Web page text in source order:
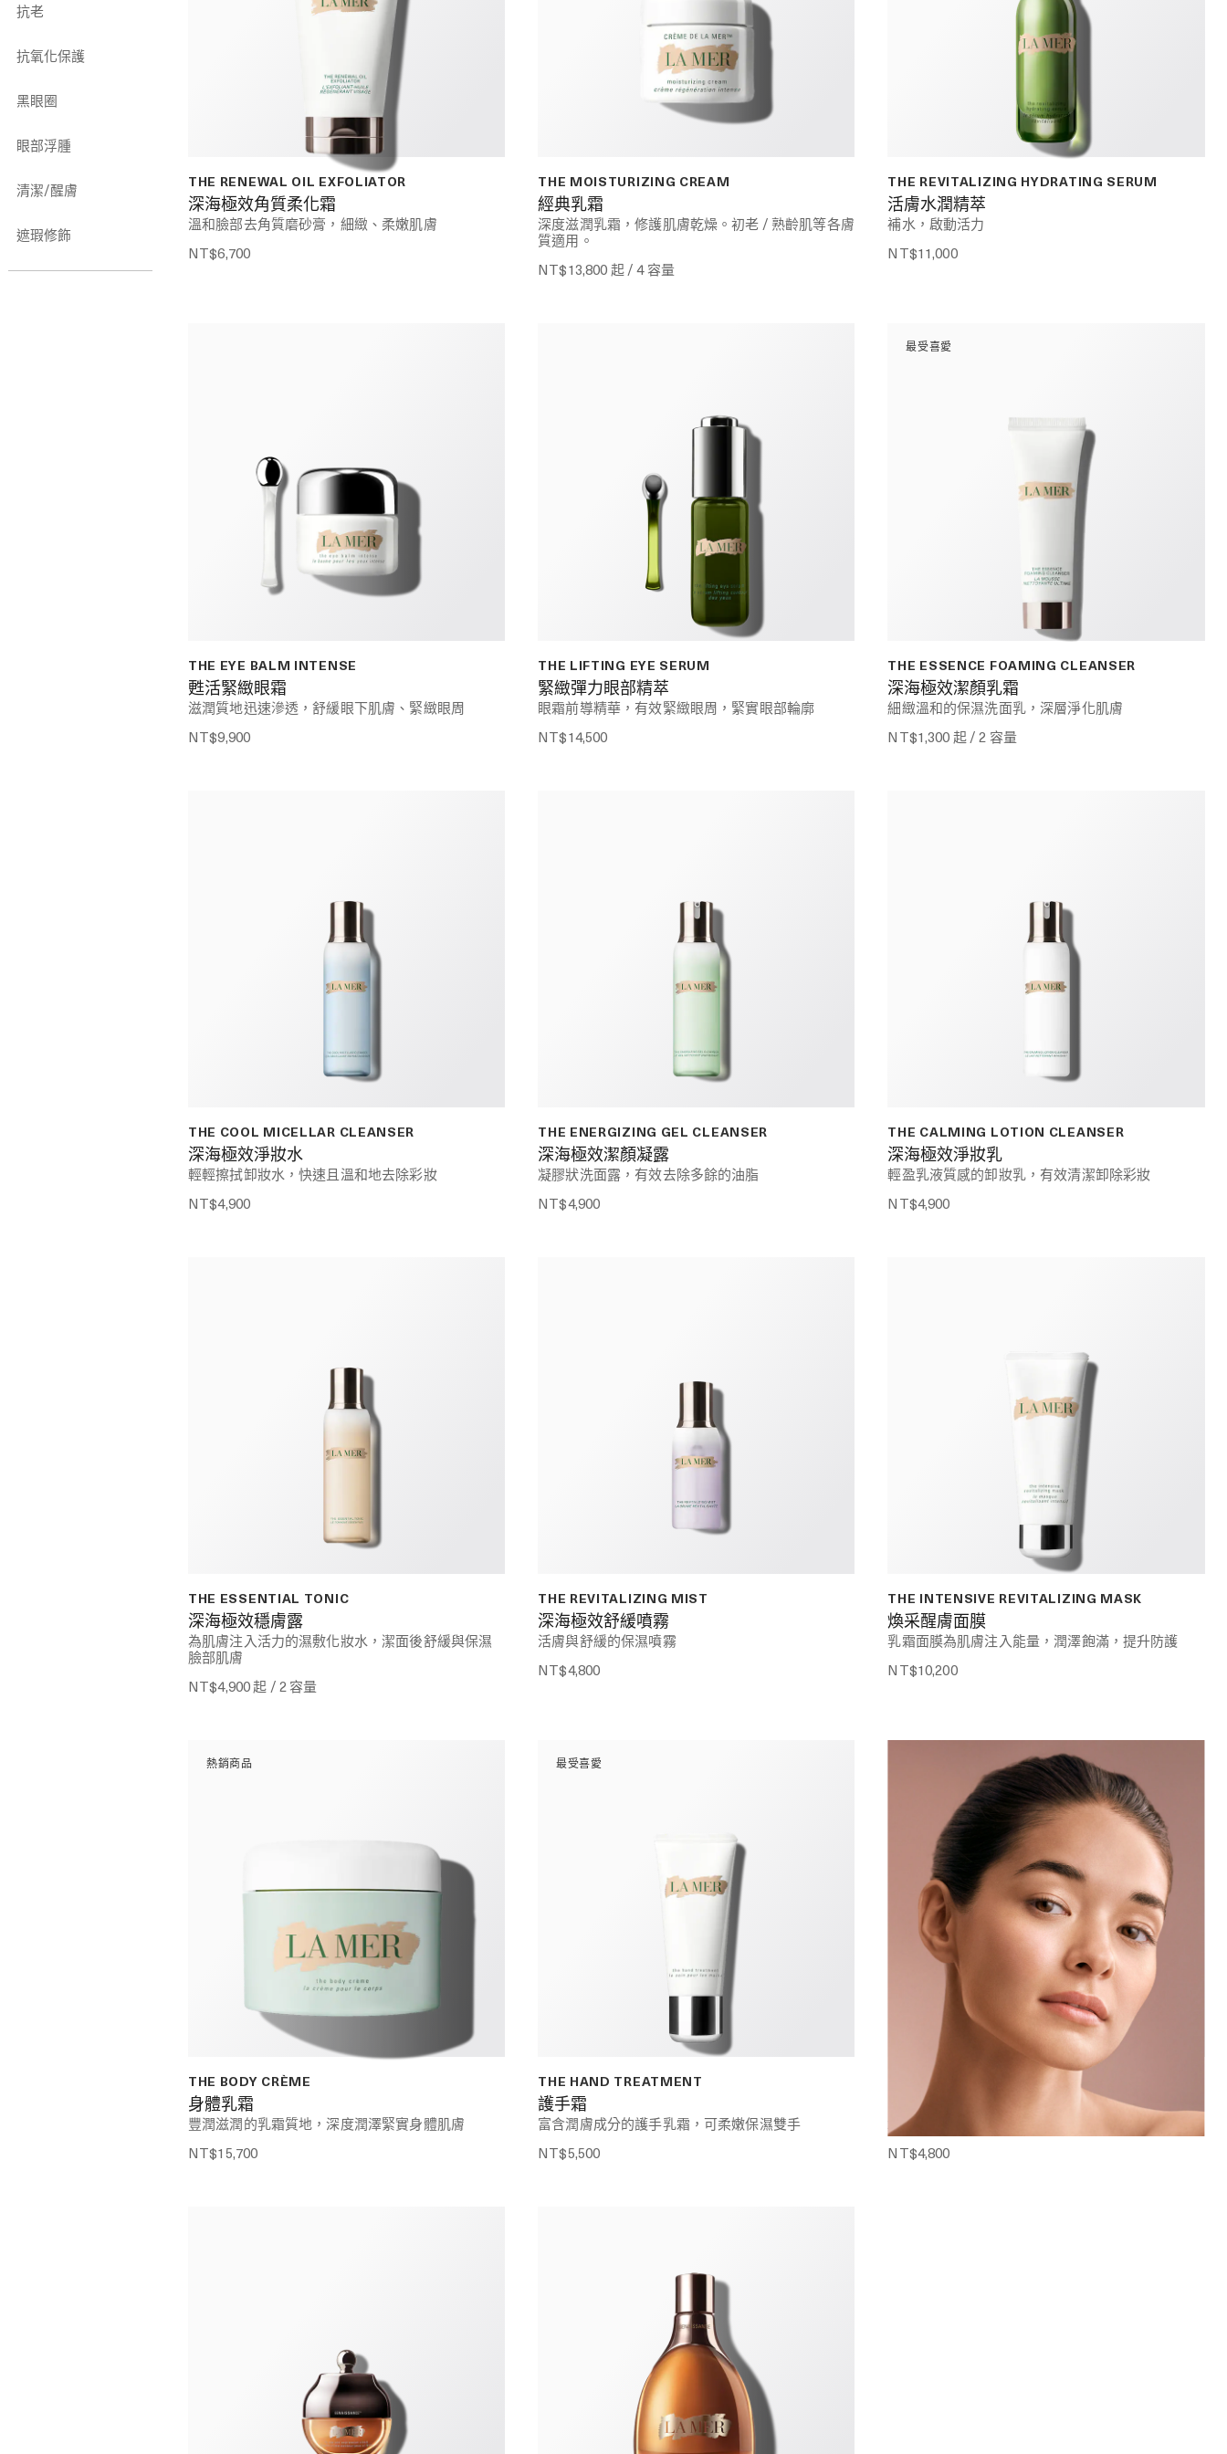
抗老
抗氧化保護
黑眼圈
眼部浮腫
清潔/醒膚
遮瑕修飾
THE RENEWAL OIL EXFOLIATOR
深海極效角質柔化霜
溫和臉部去角質磨砂膏，細緻、柔嫩肌膚
NT$6,700
THE MOISTURIZING CREAM
經典乳霜
深度滋潤乳霜，修護肌膚乾燥。初老 / 熟齡肌等各膚
質適用。
NT$13,800起 / 4 容量
THE REVITALIZING HYDRATING SERUM
活膚水潤精萃
補水，啟動活力
NT$11,000
THE EYE BALM INTENSE
甦活緊緻眼霜
滋潤質地迅速滲透，舒緩眼下肌膚、緊緻眼周
NT$9,900
THE LIFTING EYE SERUM
緊緻彈力眼部精萃
眼霜前導精華，有效緊緻眼周，緊實眼部輪廓
NT$14,500
最受喜愛
THE ESSENCE FOAMING CLEANSER
深海極效潔顏乳霜
細緻溫和的保濕洗面乳，深層淨化肌膚
NT$1,300起 / 2 容量
THE COOL MICELLAR CLEANSER
深海極效淨妝水
輕輕擦拭卸妝水，快速且溫和地去除彩妝
NT$4,900
THE ENERGIZING GEL CLEANSER
深海極效潔顏凝露
凝膠狀洗面露，有效去除多餘的油脂
NT$4,900
THE CALMING LOTION CLEANSER
深海極效淨妝乳
輕盈乳液質感的卸妝乳，有效清潔卸除彩妝
NT$4,900
THE ESSENTIAL TONIC
深海極效穩膚露
為肌膚注入活力的濕敷化妝水，潔面後舒緩與保濕
臉部肌膚
NT$4,900起 / 2 容量
THE REVITALIZING MIST
深海極效舒緩噴霧
活膚與舒緩的保濕噴霧
NT$4,800
THE INTENSIVE REVITALIZING MASK
煥采醒膚面膜
乳霜面膜為肌膚注入能量，潤澤飽滿，提升防護
NT$10,200
熱銷商品
THE BODY CRÈME
身體乳霜
豐潤滋潤的乳霜質地，深度潤澤緊實身體肌膚
NT$15,700
最受喜愛
THE HAND TREATMENT
護手霜
富含潤膚成分的護手乳霜，可柔嫩保濕雙手
NT$5,500
THE POWDER BRUSH
蜜粉刷
均勻完妝
NT$4,800